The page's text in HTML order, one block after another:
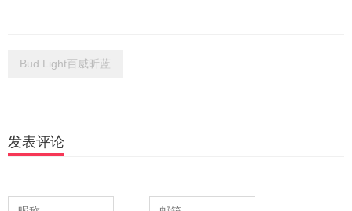
Bud Light百威昕蓝
发表评论